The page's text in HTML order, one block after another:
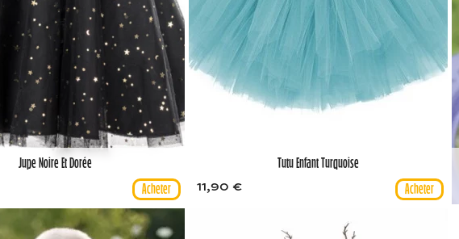
Jupe Noire Et Dorée Tutu Enfant Turquoise
11,90 €